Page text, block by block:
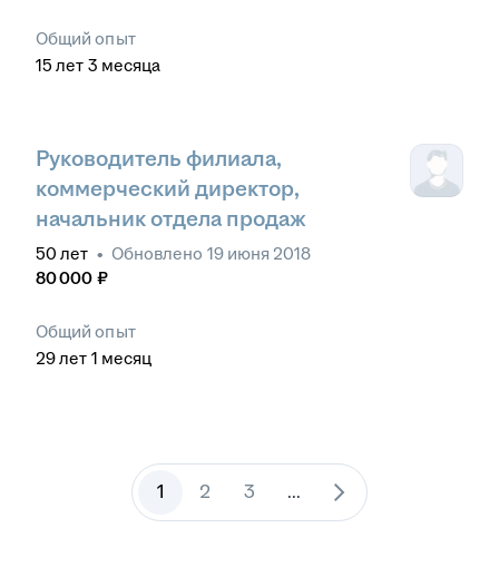
Общий опыт
15 лет 3 месяца
Руководитель филиала,
коммерческий директор,
начальник отдела продаж
50 лет • Обновлено 19 июня 2018
80 000 ₽
Общий опыт
29лет 1 месяц
1 2 3 ...